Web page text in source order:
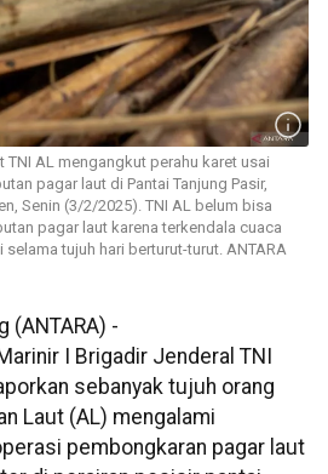
AL mengangkut perahu karet usai
pagar laut di Pantai Tanjung Pasir,
Senin (3/2/2025). TNI AL belum bisa
pagar laut karena terkendala cuaca
tujuh hari berturut-turut. ANTARA
(ANTARA) -
I Brigadir Jenderal TNI
sebanyak tujuh orang
Laut (AL) mengalami
pembongkaran pagar laut